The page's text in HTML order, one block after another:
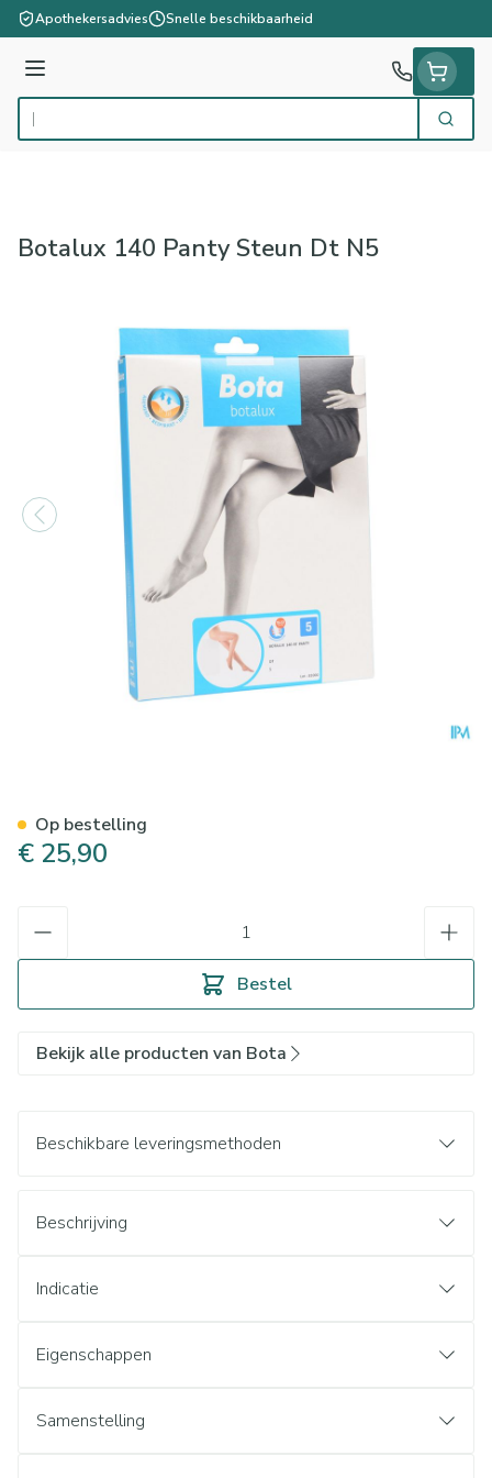
Ga naar de inhoud
Apothekersadvies Snelle beschikbaarheid
Menu
Product, merk, categorie... Zoek
Botalux 140 Panty Steun Dt N5
€ 25,90
Bestel
Op bestelling
Bekijk alle producten van Bota
Beschikbare leveringsmethoden
Beschrijving
Indicatie
Eigenschappen
Samenstelling